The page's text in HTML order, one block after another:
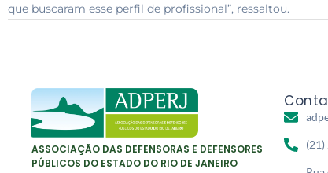
que buscaram esse perfil de profissional”, ressaltou.
ASSOCIAÇÃO DAS DEFENSORAS E DEFENSORES
PÚBLICOS DO ESTADO DO RIO DE JANEIRO